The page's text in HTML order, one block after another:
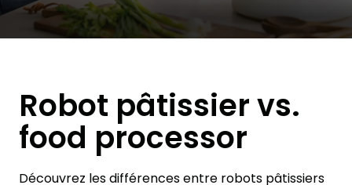
Robot pâtissier vs.
food processor
Découvrez les différences entre robots pâtissiers